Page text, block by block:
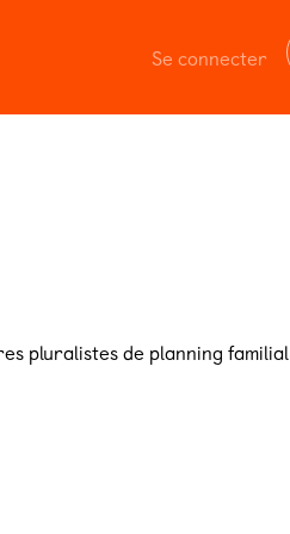
Se connecter
pluralistes de planning familial